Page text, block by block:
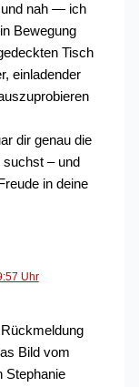
und nah — ich
Bewegung
Tisch
einladender
dir genau die
suchst – und
in deine
Uhr
Bild vom
Stephanie